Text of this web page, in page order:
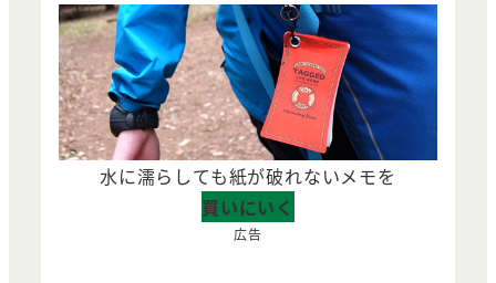
水に濡らしても紙が破れないメモを
買いにいく
広告